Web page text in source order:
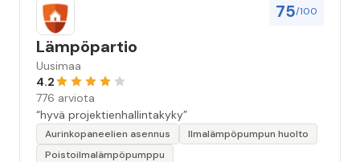
75/100
Lämpöpartio
Uusimaa
4.2
776 arviota
“hyvä projektienhallintakyky”
Aurinkopaneelien asennus
Ilmalämpöpumpun huolto
Poistoilmalämpöpumppu